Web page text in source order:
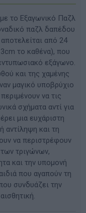
το Εξαγωνικό Παζλ
παζλ δαπέδου
από 24
το καθένα), που
εξάγωνο.
και της χαμένης
μαγικό υποβρύχιο
να τις
σχήματα αντί για
μια ευχάριστη
αντίληψη και τη
να περιστρέφουν
των τριγώνων,
και την υπομονή
που αγαπούν τη
συνδυάζει την